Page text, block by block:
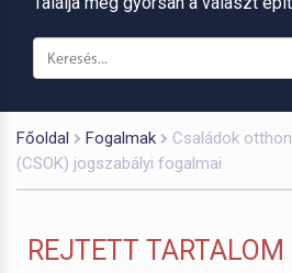
Főoldal Fogalmak
Családok
(CSOK) jogszabályi fogalmai
REJTETT TARTALOM